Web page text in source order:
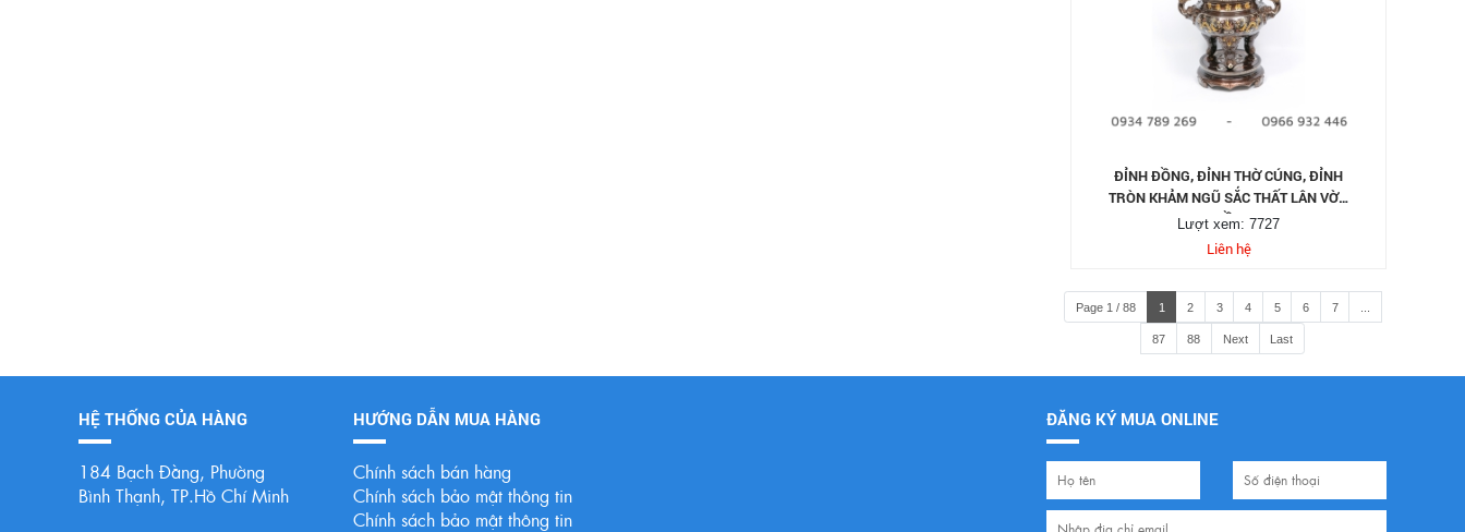
ĐỈNH ĐỒNG, ĐỈNH THỜ CÚNG, ĐỈNH
TRÒN KHẢM NGŨ SẮC THẤT LÂN VỜN
CẦU
Lượt xem: 7727
Liên hệ
Page 1 / 88 1 2 3 4 5 6 7
87 88 Next Last
HỆ THỐNG CỦA HÀNG
184 Bạch Đằng, Phường
Bình Thạnh, TP.Hồ Chí Minh
HƯỚNG DẪN MUA HÀNG
Chính sách bán hàng
Chính sách bảo mật thông tin
Chính sách bảo mật thông tin
ĐĂNG KÝ MUA ONLINE